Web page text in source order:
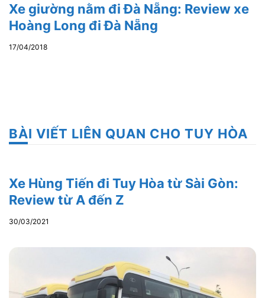
Xe giường nằm đi Đà Nẵng: Review xe
Hoàng Long đi Đà Nẵng
17/04/2018
BÀI VIẾT LIÊN QUAN CHO TUY HÒA
Xe Hùng Tiến đi Tuy Hòa từ Sài Gòn:
Review từ A đến Z
30/03/2021